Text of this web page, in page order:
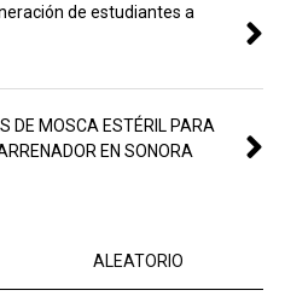
de estudiantes a
DE MOSCA ESTÉRIL PARA
EN SONORA
ALEATORIO